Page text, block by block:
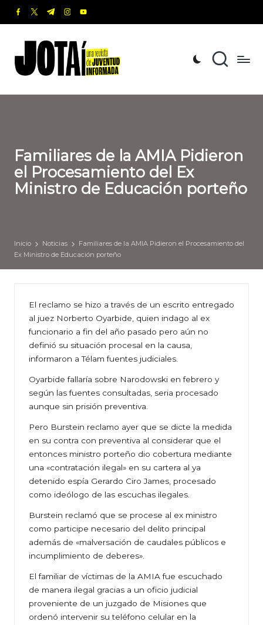
Saltar
contenido
facebook.com
twitter.com
t.me instagram.com
youtube.com
o
t
revista
de
Informada
Familiares de la AMIA Pidieron
el Procesamiento del Ex
Ministro de Educación porteño
Inicio Noticias
Familiares de la AMIA Pidieron el Procesamiento del
Ex Ministro de Educación porteño
El reclamo se hizo a través de un escrito entregado
al juez Norberto Oyarbide, quien indago al ex
funcionario a fin del año pasado pero aún no
definió su situación procesal en la causa,
informaron a Télam fuentes judiciales.
Oyarbide fallaría sobre Narodowski en febrero y
según las fuentes consultadas, seria procesado
aunque sin prisión preventiva.
Pero Burstein reclamo ayer que se dicte la medida
en su contra con preventiva al considerar que el
entonces ministro porteño dio cobertura mediante
una «contratación ilegal» en su cartera al ya
detenido espía Gerardo Ciro James, procesado
como ideólogo de las escuchas ilegales.
Burstein reclamó que se procese al ex ministro
como participe necesario del delito principal
además de «malversación de caudales públicos e
incumplimiento de deberes».
El familiar de víctimas de la AMIA fue escuchado
de manera ilegal gracias a un oficio judicial
proveniente de un juzgado de Misiones que
ordenó intervenir su teléfono celular en la